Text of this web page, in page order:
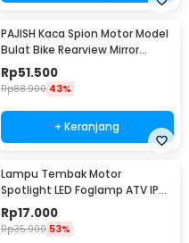
PAJISH Kaca Spion Motor Model
Bulat Bike Rearview Mirror
Round 2 PCS - HSJ-20004
Rp51.500
Rp88.900 43%
+ Keranjang
Lampu Tembak Motor
Spotlight LED Foglamp ATV IP65
Cool White 9W 12V - L5
Rp17.000
Rp35.900 53%